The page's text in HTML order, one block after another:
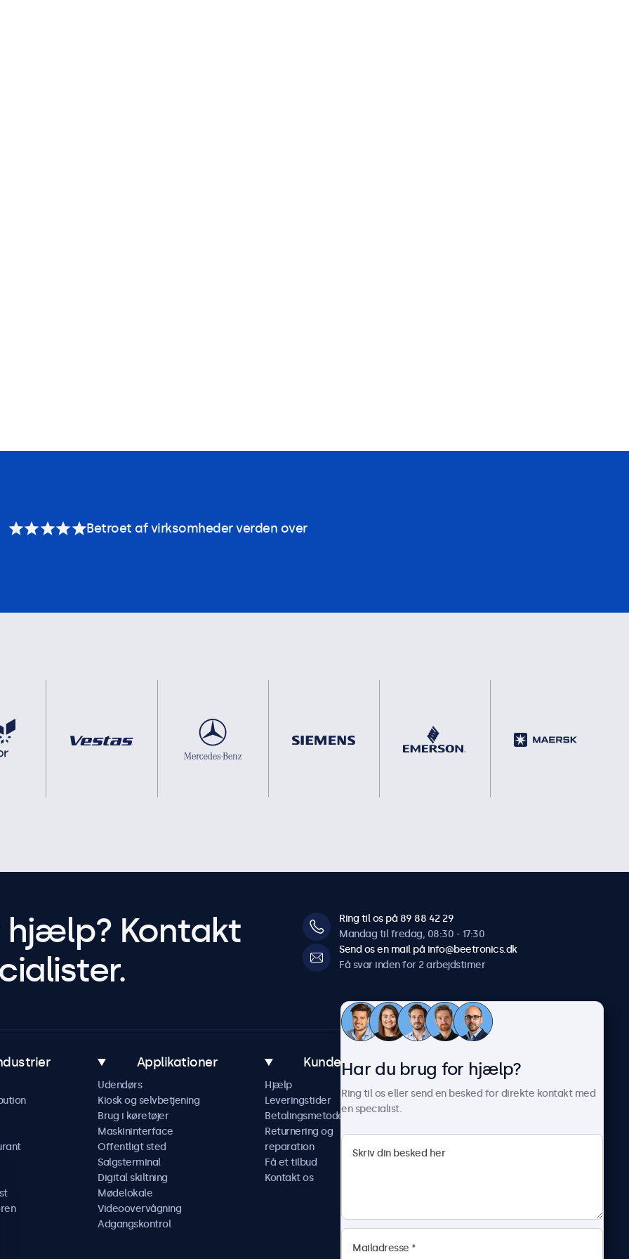
Betroet af virksomheder verden over
hjælp? Kontakt
Ring til os på 89 88 42 29
Mandag til fredag, 08:30 - 17:30
Send os en mail på info@beetronics.dk
Få svar inden for 2 arbejdstimer
Applikationer
Udendørs
Kiosk og selvbetjening
Brug i køretøjer
Maskininterface
Offentligt sted
Salgsterminal
Digital skiltning
Mødelokale
Videoovervågning
Adgangskontrol
Kundeservice
Hjælp
Leveringstider
Betalingsmetoder
Returnering og
reparation
Få et tilbud
Kontakt os
Om Beetronics
Nyheder og opdateringer
Arbejd hos os
Har du brug for hjælp?
Ring til os eller send en besked for direkte kontakt med
en specialist.